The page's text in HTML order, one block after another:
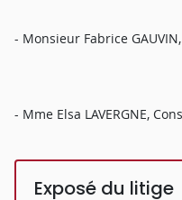
- Monsieur Fabrice
- Mme Elsa LAVERGNE,
Exposé du litige